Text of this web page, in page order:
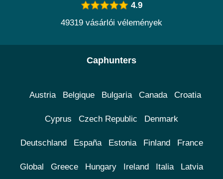
4.9
49319 vásárlói vélemények
Caphunters
Austria Belgique Bulgaria Canada Croatia
Cyprus Czech Republic Denmark
Deutschland España Estonia Finland France
Global Greece Hungary Ireland Italia Latvia